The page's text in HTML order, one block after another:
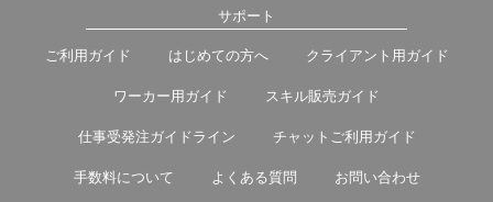
サポート
ご利用ガイド はじめての方へ クライアント用ガイド
ワーカー用ガイド スキル販売ガイド
仕事受発注ガイドライン チャットご利用ガイド
手数料について よくある質問 お問い合わせ